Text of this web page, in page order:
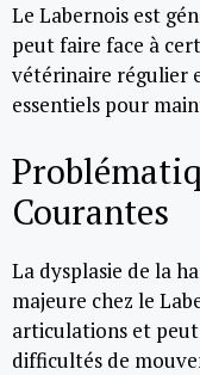
Le Labernois est
peut faire face à
vétérinaire régulier
essentiels pour
Courantes
La dysplasie de la
majeure chez le
articulations et
difficultés de